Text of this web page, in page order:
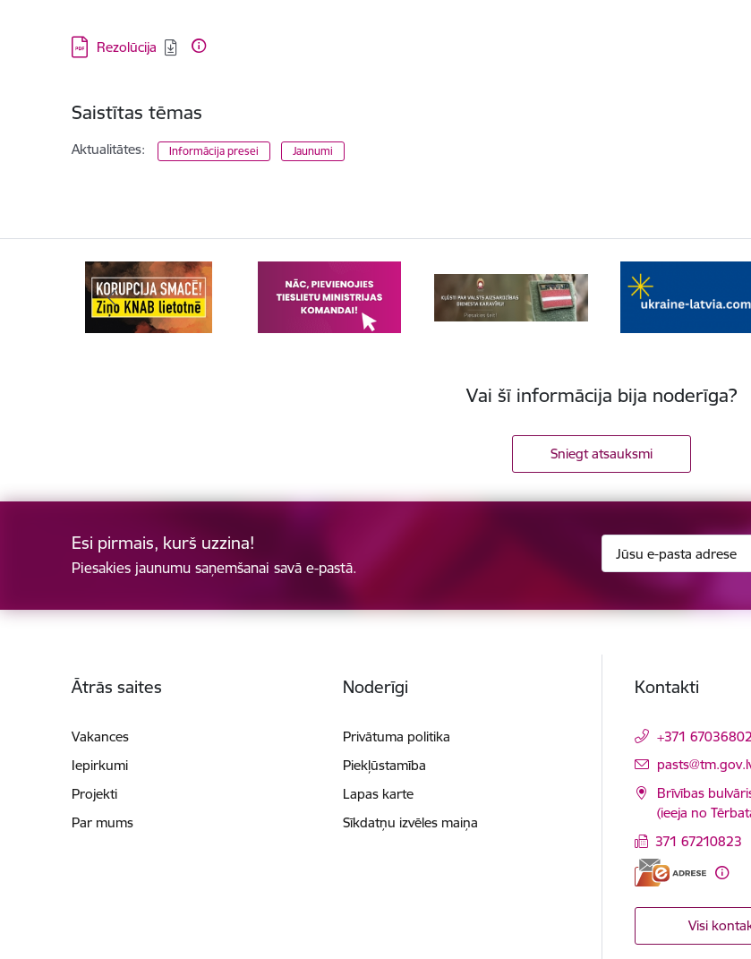
Lejupielādēt:
Rezolūcija
Saistītas tēmas
Aktualitātes: Informācija presei Jaunumi
Vai šī informācija bija noderīga?
Sniegt atsauksmi
Esi pirmais, kurš uzzina!
Piesakies jaunumu saņemšanai savā e-pastā.
Ātrās saites
Vakances
Iepirkumi
Projekti
Par mums
Noderīgi
Privātuma politika
Piekļūstamība
Lapas karte
Sīkdatņu izvēles maiņa
Kontakti
+371 67036802
E-pasts:
Brīvības
(ieeja no
371 67210823
Visi